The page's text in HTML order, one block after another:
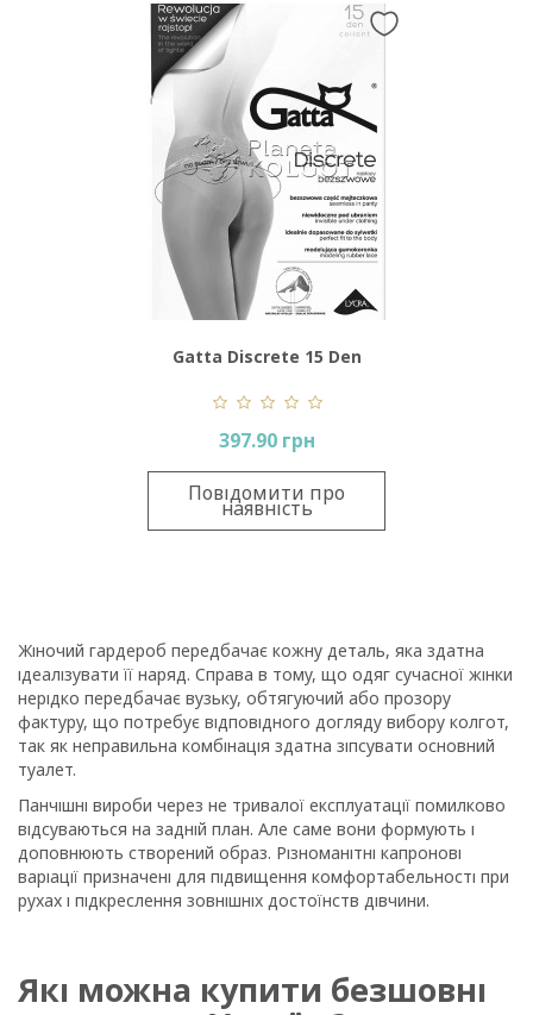
Gatta Discrete 15 Den
397.90 грн
Повідомити про
наявність
Жіночий гардероб передбачає кожну деталь, яка здатна
ідеалізувати її наряд. Справа в тому, що одяг сучасної жінки
нерідко передбачає вузьку, обтягуючий або прозору
фактуру, що потребує відповідного догляду вибору колгот,
так як неправильна комбінація здатна зіпсувати основний
туалет.
Панчішні вироби через не тривалої експлуатації помилково
відсуваються на задній план. Але саме вони формують і
доповнюють створений образ. Різноманітні капронові
варіації призначені для підвищення комфортабельності при
рухах і підкреслення зовнішніх достоїнств дівчини.
Які можна купити безшовні